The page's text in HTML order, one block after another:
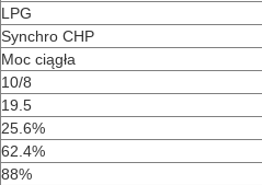
LPG
Synchro CHP
Moc ciągła
10/8
19.5
25.6%
62.4%
88%